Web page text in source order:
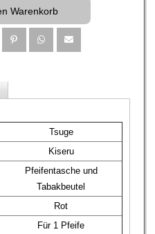
Tsuge
Kiseru
Pfeifentasche und
Tabakbeutel
Rot
Für 1 Pfeife